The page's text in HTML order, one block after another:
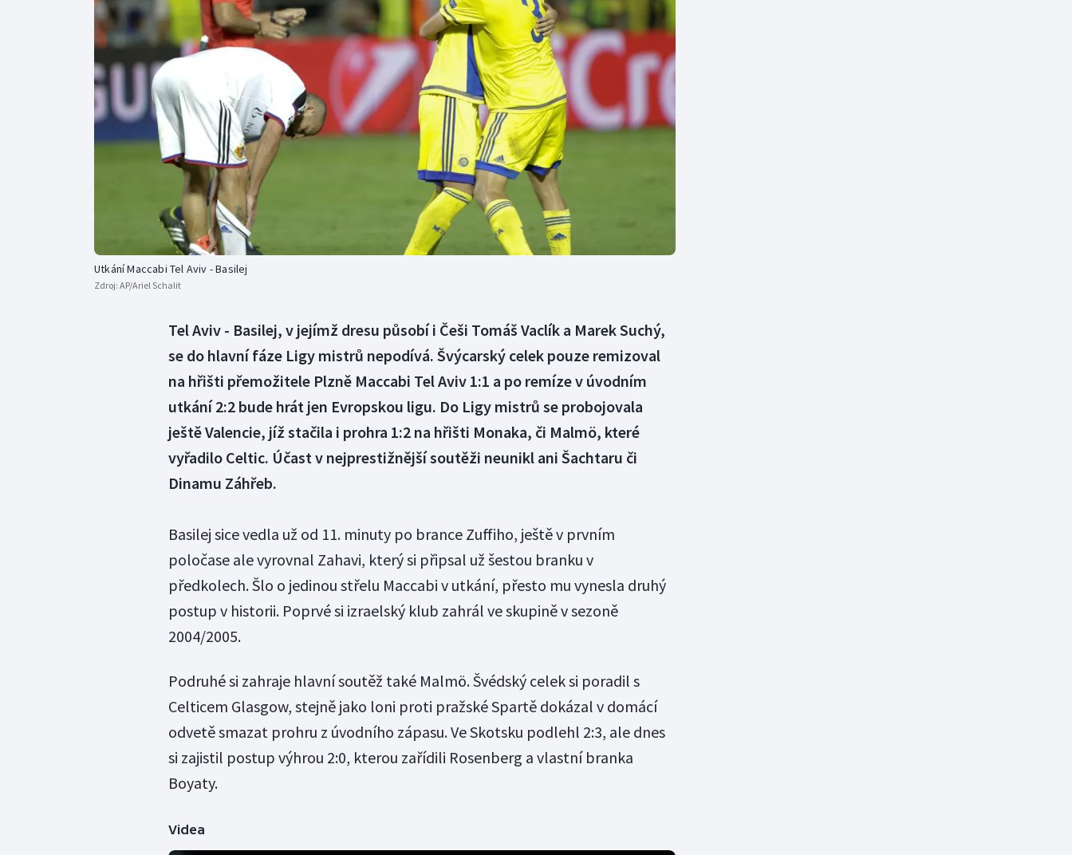
Curling
Dostihy
Futsal
Golf
Gymnastika
Moderní pětiboj
Motorsport
Olympijské hry
Parasport
Plavání
Plážový volejbal
Triatlon
Veslování
Volejbal
Utkání Maccabi Tel Aviv - Basilej
Zdroj: AP/Ariel Schalit
Tel Aviv - Basilej, v jejímž dresu působí i Češi Tomáš Vaclík a Marek Suchý,
se do hlavní fáze Ligy mistrů nepodívá. Švýcarský celek pouze remizoval
na hřišti přemožitele Plzně Maccabi Tel Aviv 1:1 a po remíze v úvodním
utkání 2:2 bude hrát jen Evropskou ligu. Do Ligy mistrů se probojovala
ještě Valencie, jíž stačila i prohra 1:2 na hřišti Monaka, či Malmö, které
vyřadilo Celtic. Účast v nejprestižnější soutěži neunikl ani Šachtaru či
Dinamu Záhřeb.
Basilej sice vedla už od 11. minuty po brance Zuffiho, ještě v prvním
poločase ale vyrovnal Zahavi, který si připsal už šestou branku v
předkolech. Šlo o jedinou střelu Maccabi v utkání, přesto mu vynesla druhý
postup v historii. Poprvé si izraelský klub zahrál ve skupině v sezoně
2004/2005.
Podruhé si zahraje hlavní soutěž také Malmö. Švédský celek si poradil s
Celticem Glasgow, stejně jako loni proti pražské Spartě dokázal v domácí
odvetě smazat prohru z úvodního zápasu. Ve Skotsku podlehl 2:3, ale dnes
si zajistil postup výhrou 2:0, kterou zařídili Rosenberg a vlastní branka
Boyaty.
Videa